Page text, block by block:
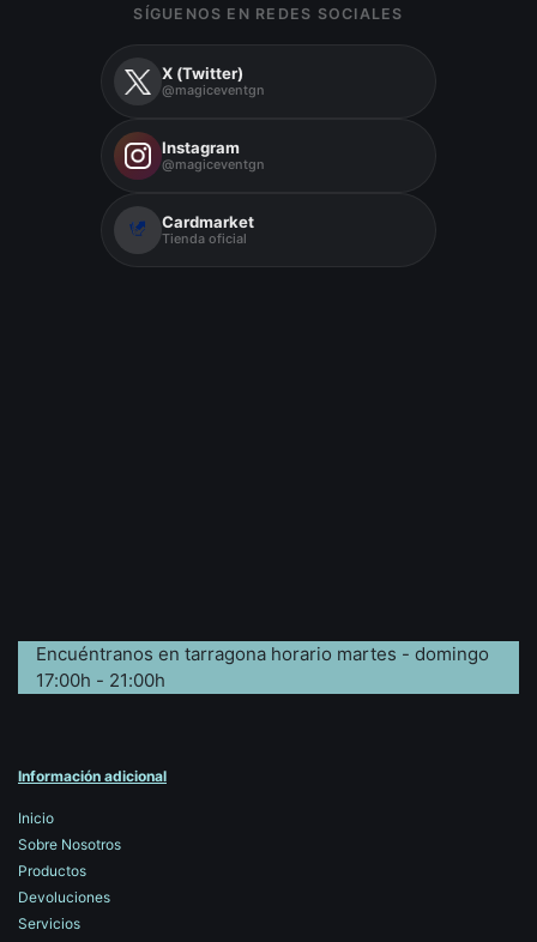
SÍGUENOS EN REDES SOCIALES
X (Twitter)
@magiceventgn
Instagram
@magiceventgn
Cardmarket
Tienda oficial
Encuéntranos en tarragona horario martes - domingo
17:00h - 21:00h
Información adicional
Inicio
Sobre Nosotros
Productos
Devoluciones
Servicios